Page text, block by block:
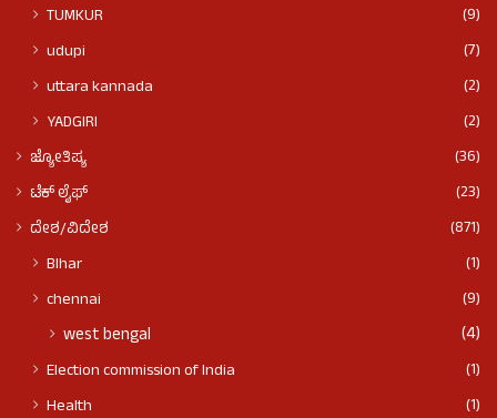
TUMKUR
(9)
udupi
(7)
uttara kannada
(2)
YADGIRI
(2)
ಜ್ಯೋತಿಷ್ಯ
(36)
ಟೆಕ್ ಲೈಫ್
(23)
ದೇಶ/ವಿದೇಶ
(871)
BIhar
(1)
chennai
(9)
west bengal (4)
Election commission of India
(1)
Health
(1)